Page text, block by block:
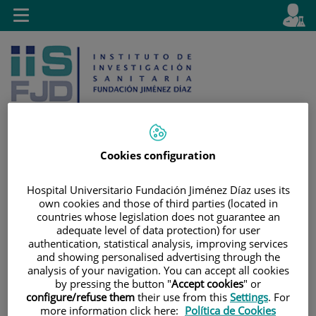
Saltar al contenido
contenido
activo
es
Toggle
navigation
Cookies configuration
Hospital Universitario Fundación Jiménez Díaz uses its
own cookies and those of third parties (located in
countries whose legislation does not guarantee an
adequate level of data protection) for user
authentication, statistical analysis, improving services
and showing personalised advertising through the
analysis of your navigation. You can accept all cookies
by pressing the button "Accept cookies" or
configure/refuse them their use from this Settings. For
more information click here: Política de Cookies